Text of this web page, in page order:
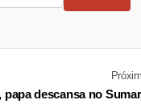
descansa no